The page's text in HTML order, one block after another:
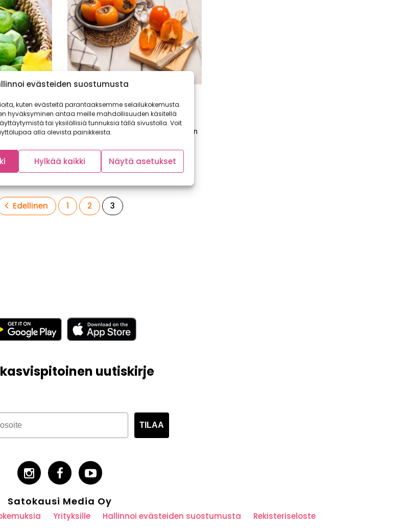
evästeiden suostumusta
kuten evästeitä parantaaksemme selailukokemusta.
hyväksyminen antaa meille mahdollisuuden käsitellä
tai yksilöllisiä tunnuksia tällä sivustolla. Voit
alla olevista painikkeista.
Hylkää kaikki Näytä asetukset
ruusukaali
Viikon kasvikset 2013 Äänestämme
joka viikko Facebook sivuillamme
viikon kasviksen. Tähän alapuolelle on
Edellinen Sivu
1 Sivu
2 Sivu
3
uutiskirje
TILAA
Satokausi Media Oy
Yrityksille Hallinnoi evästeiden suostumusta Rekisteriseloste